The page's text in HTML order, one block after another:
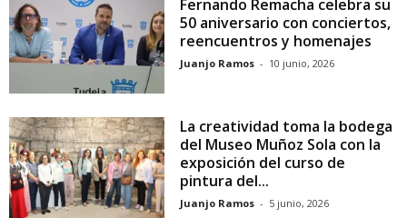
Fernando Remacha celebra su
50 aniversario con conciertos,
reencuentros y homenajes
Juanjo Ramos - 10 junio, 2026
La creatividad toma la bodega
del Museo Muñoz Sola con la
exposición del curso de
pintura del...
Juanjo Ramos - 5 junio, 2026